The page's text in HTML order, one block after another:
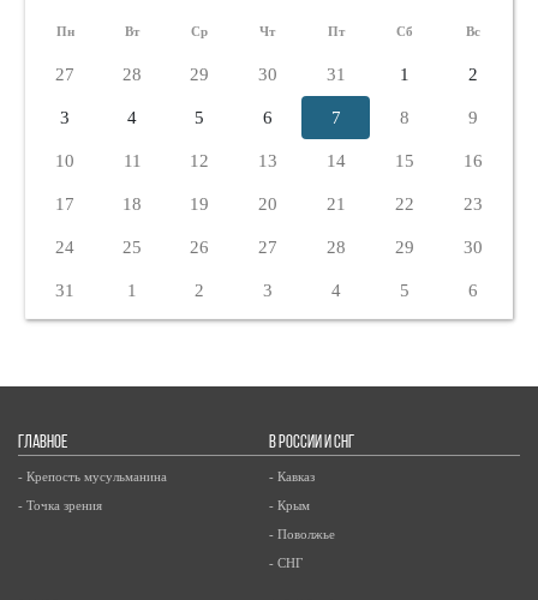
Пн Вт Ср Чт Пт Сб Вс
27 28 29 30 31 1 2
3 4 5 6 7 8 9
10 11 12 13 14 15 16
17 18 19 20 21 22 23
24 25 26 27 28 29 30
31 1 2 3 4 5 6
ГЛАВНОЕ
- Крепость мусульманина
- Точка зрения
В РОССИИ И СНГ
- Кавказ
- Крым
- Поволжье
- СНГ